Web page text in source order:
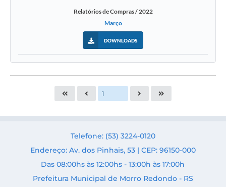
Relatórios de Compras / 2022
Março
DOWNLOADS
Telefone: (53) 3224-0120
Endereço: Av. dos Pinhais, 53 | CEP: 96150-000
Das 08:00hs às 12:00hs - 13:00h às 17:00h
Prefeitura Municipal de Morro Redondo - RS